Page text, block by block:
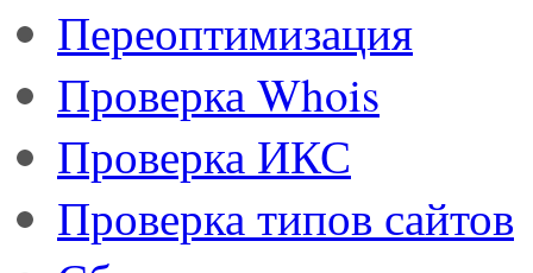
Переоптимизация
Проверка Whois
Проверка ИКС
Проверка типов сайтов